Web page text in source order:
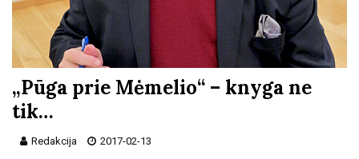
„Pūga prie Mėmelio“ – knyga ne
tik…
Redakcija 2017-02-13